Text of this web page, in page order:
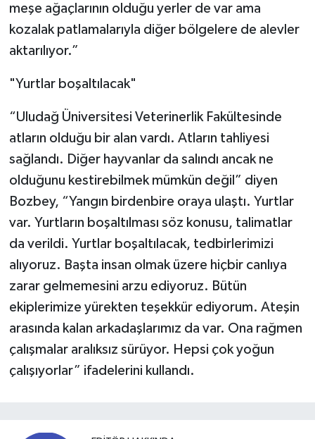
meşe ağaçlarının olduğu yerler de var ama
kozalak patlamalarıyla diğer bölgelere de alevler
aktarılıyor.”
"Yurtlar boşaltılacak"
“Uludağ Üniversitesi Veterinerlik Fakültesinde
atların olduğu bir alan vardı. Atların tahliyesi
sağlandı. Diğer hayvanlar da salındı ancak ne
olduğunu kestirebilmek mümkün değil” diyen
Bozbey, “Yangın birdenbire oraya ulaştı. Yurtlar
var. Yurtların boşaltılması söz konusu, talimatlar
da verildi. Yurtlar boşaltılacak, tedbirlerimizi
alıyoruz. Başta insan olmak üzere hiçbir canlıya
zarar gelmemesini arzu ediyoruz. Bütün
ekiplerimize yürekten teşekkür ediyorum. Ateşin
arasında kalan arkadaşlarımız da var. Ona rağmen
çalışmalar aralıksız sürüyor. Hepsi çok yoğun
çalışıyorlar” ifadelerini kullandı.